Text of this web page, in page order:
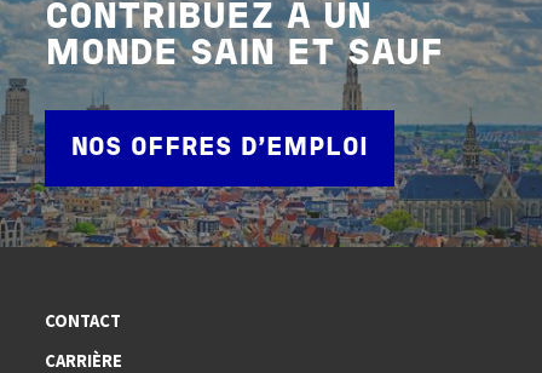
CONTRIBUEZ A UN
MONDE SAIN ET SAUF
NOS OFFRES D'EMPLOI
CONTACT
CARRIÈRE